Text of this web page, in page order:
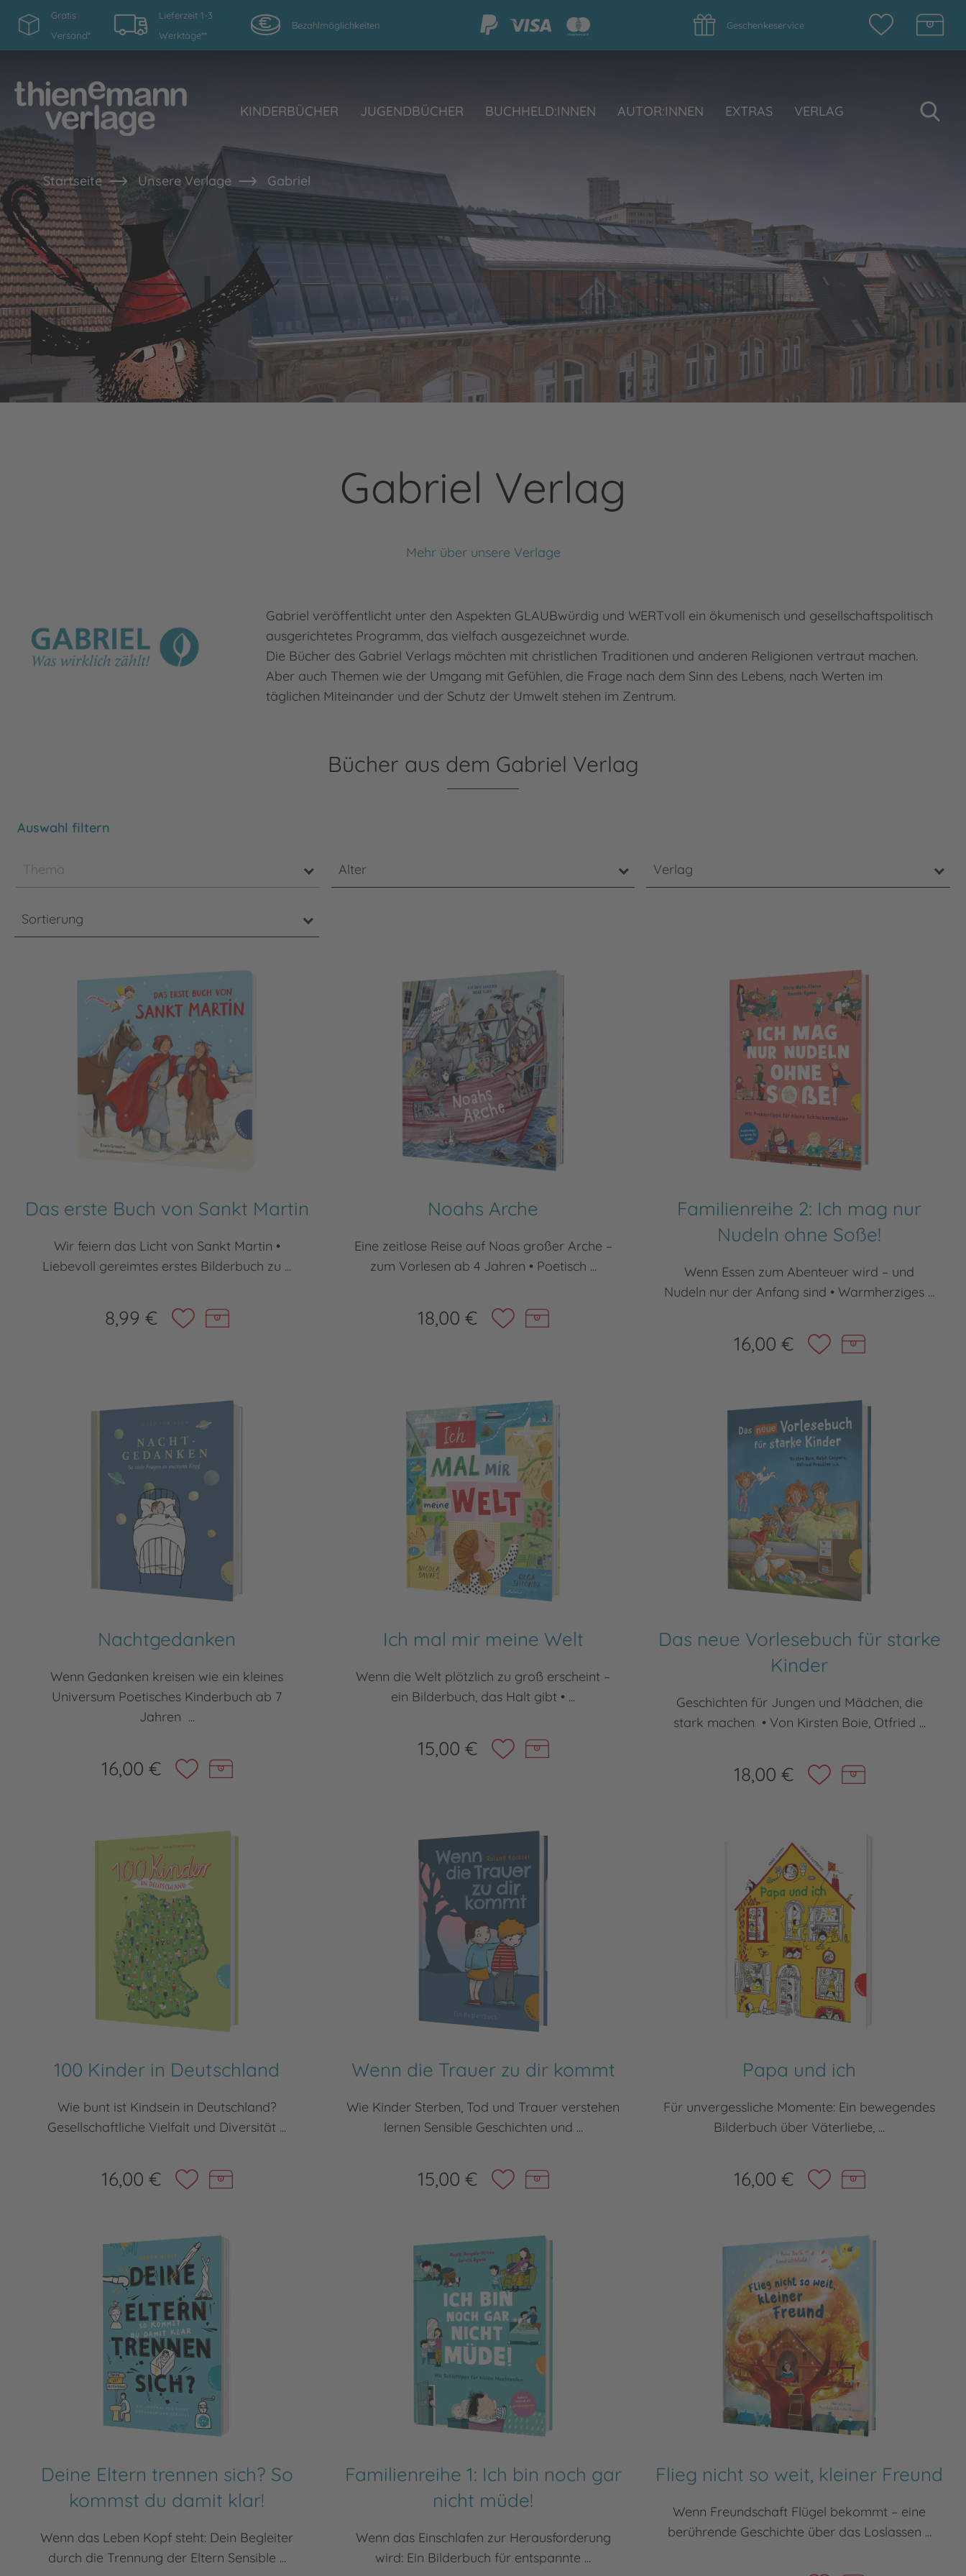
Gratis
Versand*
Lieferzeit 1-3
Werktage**
Bezahlmöglichkeiten Geschenkeservice
KINDERBÜCHER JUGENDBÜCHER BUCHHELD:INNEN AUTOR:INNEN EXTRAS VERLAG
Startseite Unsere Verlage Gabriel
Gabriel Verlag
Mehr über unsere Verlage
Gabriel veröffentlicht unter den Aspekten GLAUBwürdig und WERTvoll ein ökumenisch und gesellschaftspolitisch
ausgerichtetes Programm, das vielfach ausgezeichnet wurde.
Die Bücher des Gabriel Verlags möchten mit christlichen Traditionen und anderen Religionen vertraut machen.
Aber auch Themen wie der Umgang mit Gefühlen, die Frage nach dem Sinn des Lebens, nach Werten im
täglichen Miteinander und der Schutz der Umwelt stehen im Zentrum.
Bücher aus dem Gabriel Verlag
Bitte beachten Sie, dass die Benutzung der nachstehenden Filter dazu führt, dass die Seite bei jeder Änderung neu geladen wird, um die aktualisierten
Auswahl filtern
Thema Alter Verlag
Sortierung
Das erste Buch von Sankt Martin
Wir feiern das Licht von Sankt Martin •
Liebevoll gereimtes erstes Bilderbuch zu ...
8,99 €
Noahs Arche
Eine zeitlose Reise auf Noas großer Arche –
zum Vorlesen ab 4 Jahren • Poetisch ...
18,00 €
Familienreihe 2: Ich mag nur
Nudeln ohne Soße!
Wenn Essen zum Abenteuer wird – und
Nudeln nur der Anfang sind • Warmherziges ...
16,00 €
Nachtgedanken
Wenn Gedanken kreisen wie ein kleines
Universum Poetisches Kinderbuch ab 7
Jahren ...
16,00 €
Ich mal mir meine Welt
Wenn die Welt plötzlich zu groß erscheint –
ein Bilderbuch, das Halt gibt • ...
15,00 €
Das neue Vorlesebuch für starke
Kinder
Geschichten für Jungen und Mädchen, die
stark machen • Von Kirsten Boie, Otfried ...
18,00 €
100 Kinder in Deutschland
Wie bunt ist Kindsein in Deutschland?
Gesellschaftliche Vielfalt und Diversität ...
16,00 €
Wenn die Trauer zu dir kommt
Wie Kinder Sterben, Tod und Trauer verstehen
lernen Sensible Geschichten und ...
15,00 €
Papa und ich
Für unvergessliche Momente: Ein bewegendes
Bilderbuch über Väterliebe, ...
16,00 €
Deine Eltern trennen sich? So
kommst du damit klar!
Wenn das Leben Kopf steht: Dein Begleiter
durch die Trennung der Eltern Sensible ...
Familienreihe 1: Ich bin noch gar
nicht müde!
Wenn das Einschlafen zur Herausforderung
wird: Ein Bilderbuch für entspannte ...
Flieg nicht so weit, kleiner Freund
Wenn Freundschaft Flügel bekommt – eine
berührende Geschichte über das Loslassen ...